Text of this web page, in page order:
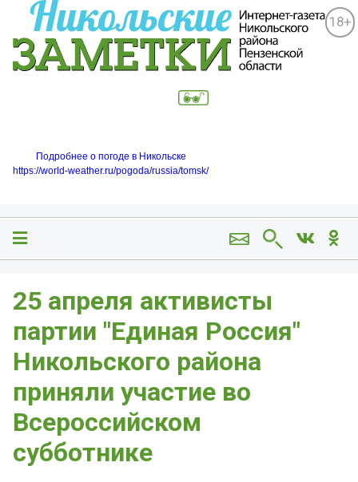
18+
Подробнее о погоде в Никольске
https://world-weather.ru/pogoda/russia/tomsk/
25 апреля активисты
партии "Единая Россия"
Никольского района
приняли участие во
Всероссийском
субботнике